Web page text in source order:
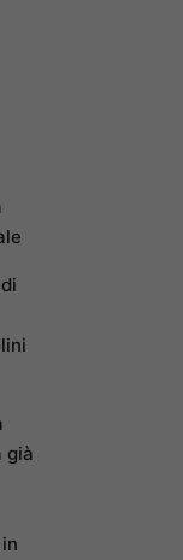
già